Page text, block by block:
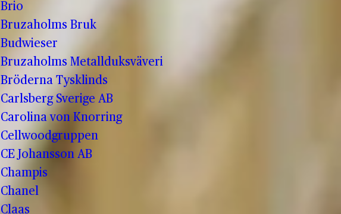
Brio
Bruzaholms Bruk
Budwieser
Bruzaholms Metallduksväveri
Bröderna Tysklinds
Carlsberg Sverige AB
Carolina von Knorring
Cellwoodgruppen
CE Johansson AB
Champis
Chanel
Claas